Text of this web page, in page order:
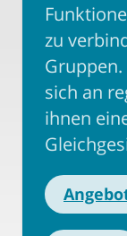
zu
sich an
ihnen